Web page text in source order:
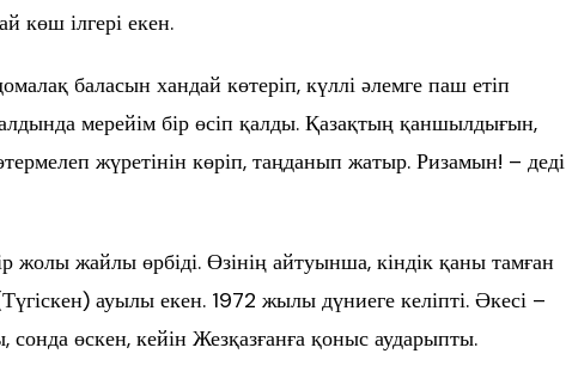
көш ілгері екен.
баласын хандай көтеріп, күллі әлемге паш етіп
мерейім бір өсіп қалды. Қазақтың қаншылдығын,
жүретінін көріп, таңданып жатыр. Ризамын! – деді
жолы жайлы өрбіді. Өзінің айтуынша, кіндік қаны тамған
ауылы екен. 1972 жылы дүниеге келіпті. Әкесі –
өскен, кейін Жезқазғанға қоныс аударыпты.